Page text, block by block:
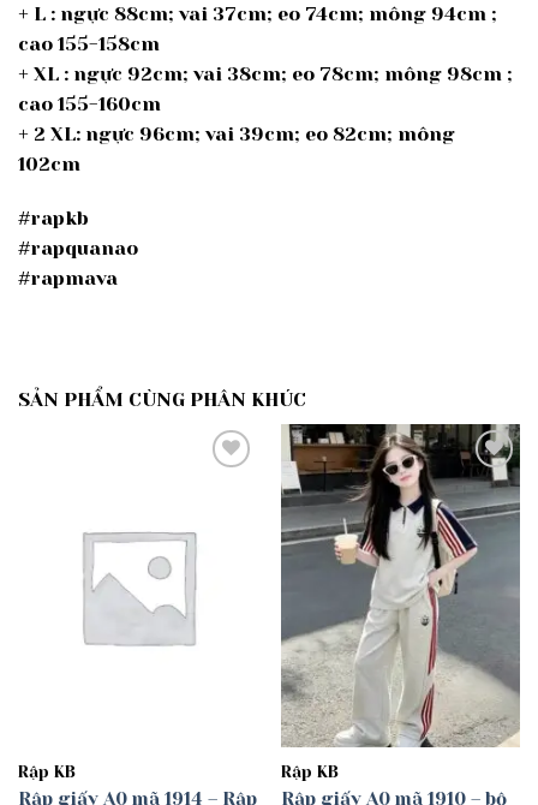
+ L : ngực 88cm; vai 37cm; eo 74cm; mông 94cm ;
cao 155-158cm
+ XL : ngực 92cm; vai 38cm; eo 78cm; mông 98cm ;
cao 155-160cm
+ 2 XL: ngực 96cm; vai 39cm; eo 82cm; mông
102cm
#rapkb
#rapquanao
#rapmava
SẢN PHẨM CÙNG PHÂN KHÚC
Rập KB
Rập giấy A0 mã 1914 – Rập
Add to
wishlist
Rập KB
Rập giấy A0 mã 1910 – bộ